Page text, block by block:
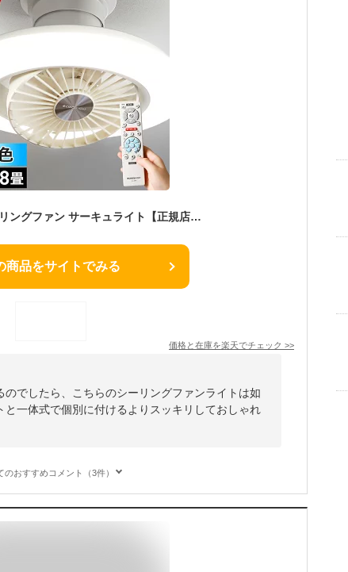
【2大特典付き】シーリングファン サーキュライト【正規店】照明 ファン付き 首振り シーリングライト シーリングファンライト 8畳用 おしゃれ リモコン 調光 LED 扇風機 逆回転 静か 天井照明 薄型 リビング DCC-SW08EC［ CIRCULIGHT EZシリーズ 調光調色 8畳タイプ ］
商品をサイトでみる
価格と在庫を楽天でチェック >>
でしたら、こちらのシーリングファンライトは如
一体式で個別に付けるよりスッキリしておしゃれ
のおすすめコメント（3件）